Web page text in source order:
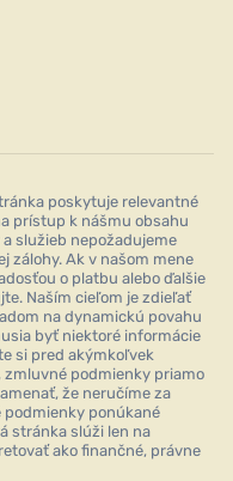
poskytuje relevantné
prístup k nášmu obsahu
služieb nepožadujeme
zálohy. Ak v našom mene
o platbu alebo ďalšie
Naším cieľom je zdieľať
na dynamickú povahu
byť niektoré informácie
si pred akýmkoľvek
podmienky priamo
že neručíme za
podmienky ponúkané
stránka slúži len na
ako finančné, právne